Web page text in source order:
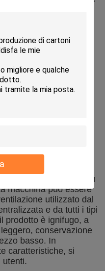
ottiene
eccellente e prezzo
: Il pannello sandwich in
macchina può essere
utilizzato dal
e da tutti i tipi
prodotto è ignifugo, a
conservazione
basso. In
caratteristiche, si
utenti.